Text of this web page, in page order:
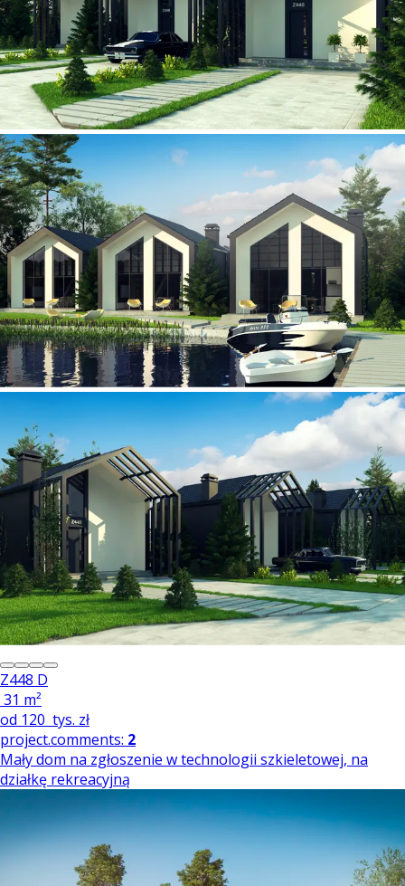
Z448 D
31 m²
od 120 tys. zł
project.comments: 2
Mały dom na zgłoszenie w technologii szkieletowej, na
działkę rekreacyjną